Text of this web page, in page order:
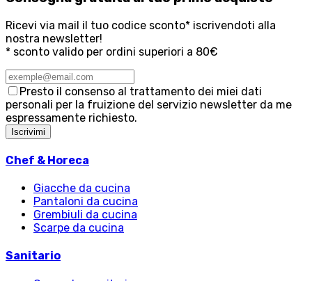
Ricevi via mail il tuo codice sconto* iscrivendoti alla
nostra newsletter!
* sconto valido per ordini superiori a 80€
Presto il consenso al trattamento dei miei dati
personali per la fruizione del servizio newsletter da me
espressamente richiesto.
Iscrivimi
Chef & Horeca
Giacche da cucina
Pantaloni da cucina
Grembiuli da cucina
Scarpe da cucina
Sanitario